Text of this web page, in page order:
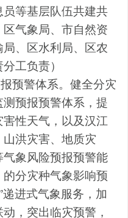
员等基层队伍共建共
区气象局、市自然资
、区水利局、区农
分工负责）
预警体系。健全分灾
预报预警体系，提
害性天气，以及汉江
洪灾害、地质灾
象风险预报预警能
分灾种气象影响预
递进式气象服务，加
，突出临灾预警，